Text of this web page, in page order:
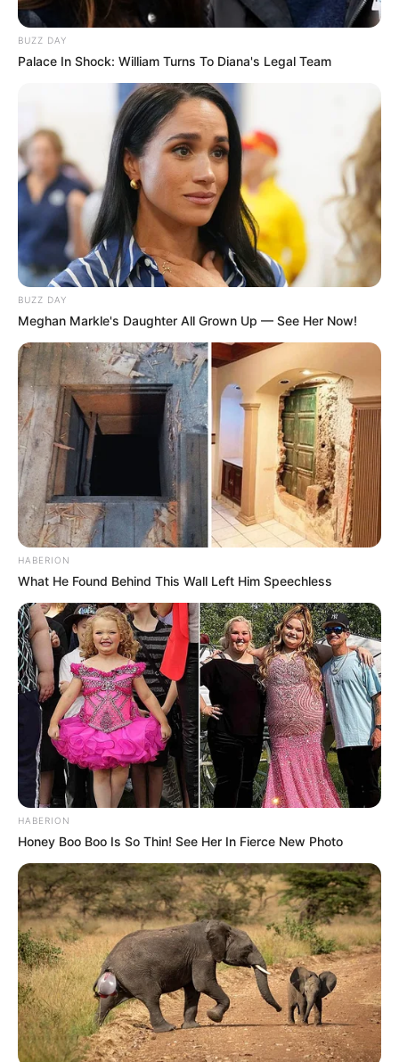
Juta
Making joy and pretty things
BHG
BUZZ DAY
Palace In Shock: William Turns To Diana's Legal Team
BUZZ DAY
Meghan Markle's Daughter All Grown Up — See Her Now!
HABERION
What He Found Behind This Wall Left Him Speechless
HABERION
Honey Boo Boo Is So Thin! See Her In Fierce New Photo